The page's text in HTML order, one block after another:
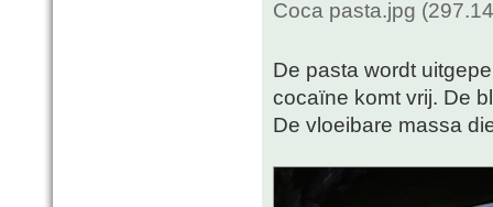
Coca pasta.jpg
De pasta wordt
cocaïne komt vrij. De
De vloeibare massa